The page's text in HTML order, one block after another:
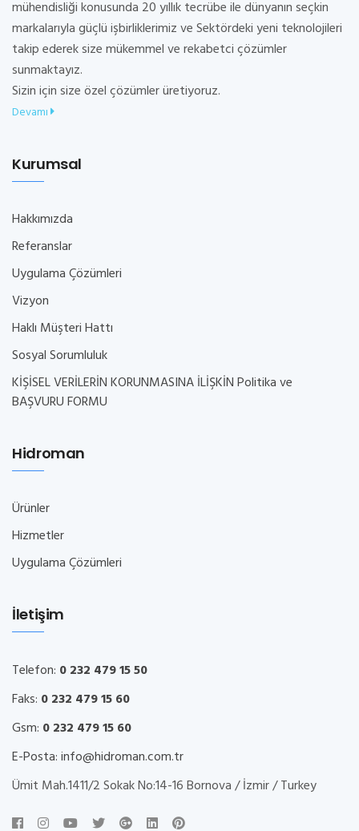
mühendisliği konusunda 20 yıllık tecrübe ile dünyanın seçkin
markalarıyla güçlü işbirliklerimiz ve Sektördeki yeni teknolojileri
takip ederek size mükemmel ve rekabetci çözümler
sunmaktayız.
Sizin için size özel çözümler üretiyoruz.
Devamı
Kurumsal
Hakkımızda
Referanslar
Uygulama Çözümleri
Vizyon
Haklı Müşteri Hattı
Sosyal Sorumluluk
KİŞİSEL VERİLERİN KORUNMASINA İLİŞKİN Politika ve
BAŞVURU FORMU
Hidroman
Ürünler
Hizmetler
Uygulama Çözümleri
İletişim
Telefon: 0 232 479 15 50
Faks: 0 232 479 15 60
Gsm: 0 232 479 15 60
E-Posta:info@hidroman.com.tr
Ümit Mah.1411/2 Sokak No:14-16 Bornova / İzmir / Turkey